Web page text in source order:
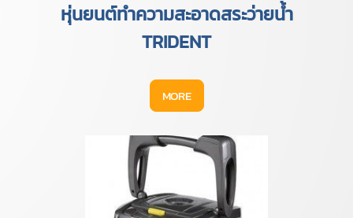
หุ่นยนต์ทำความสะอาดสระว่ายน้ำ
TRIDENT
MORE